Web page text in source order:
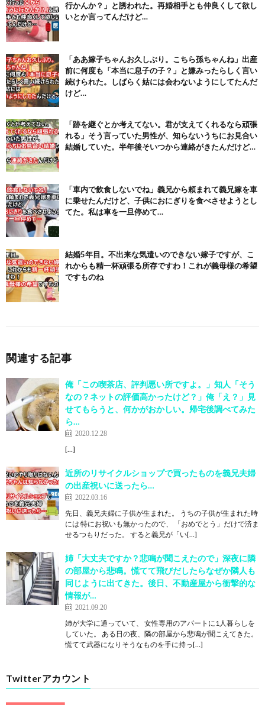
舌を絡ませて、唾液交換して── ちゅっちゅしながらの濃厚エッ...
(7/30)
【パリピ孔明】アニオリ場面も高評価「パリピ」続編への期待が高...
【画像】テイルズで一番マ〇コ舐めまわしたい女の子ｗｗｗｗｗ
(6/22)
Powered by livedoor 相互RSS
行かんか？」と誘われた。再婚相手とも仲良くして欲し
いとか言ってんだけど…
「ああ嫁子ちゃんお久しぶり。こちら孫ちゃんね」出産
前に何度も「本当に息子の子？」と嫌みったらしく言い
続けられた。しばらく姑には会わないようにしてたんだ
けど…
「跡を継ぐとか考えてない。君が支えてくれるなら頑張
れる」そう言っていた男性が、知らないうちにお見合い
結婚していた。半年後そいつから連絡がきたんだけど…
「車内で飲食しないでね」義兄から頼まれて義兄嫁を車
に乗せたんだけど、子供におにぎりを食べさせようとし
てた。私は車を一旦停めて…
結婚5年目。不出来な気遣いのできない嫁子ですが、こ
れからも精一杯頑張る所存ですわ！これが義母様の希望
ですものね
関連する記事
俺「この喫茶店、評判悪い所ですよ。」知人「そう
なの？ネットの評価高かったけど？」俺「え？」見
せてもらうと、何かがおかしい。帰宅後調べてみた
ら…
2020.12.28
[…]
近所のリサイクルショップで買ったものを義兄夫婦
の出産祝いに送ったら…
2022.03.16
先日、義兄夫婦に子供が生まれた。 うちの子供が生まれた時
には 特にお祝いも無かったので、 「おめでとう」だけで済ま
せるつもりだった。 すると義兄が「い[…]
姉「大丈夫ですか？悲鳴が聞こえたので」深夜に隣
の部屋から悲鳴。慌てて飛びだしたらなぜか隣人も
同じように出てきた。後日、不動産屋から衝撃的な
情報が…
2021.09.20
姉が大学に通っていて、 女性専用のアパートに1人暮らしを
していた。 ある日の夜、隣の部屋から悲鳴が聞こえてきた。
慌てて武器になりそうなものを手に持っ[…]
Twitterアカウント